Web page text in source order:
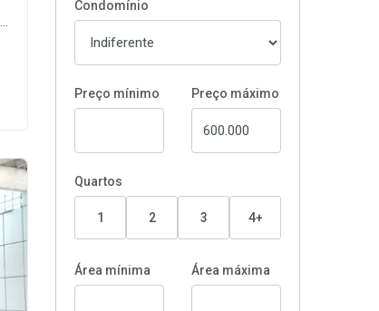
Condomínio
Preço mínimo Preço máximo
Quartos
1 2 3 4+
Área mínima Área máxima